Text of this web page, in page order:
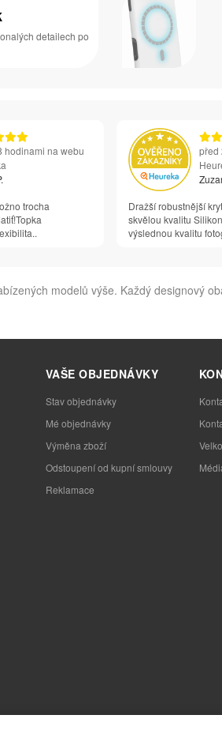
detailech po
hodinami na webu
trocha
před
Dražší robustnější
skvělou kvalitu
výslednou kvalitu
modelů výše. Každý designový
VAŠE OBJEDNÁVKY
Stav objednávky
Mé objednávky
Výměna zboží
Odstoupení od kupní smlouvy
Reklamace